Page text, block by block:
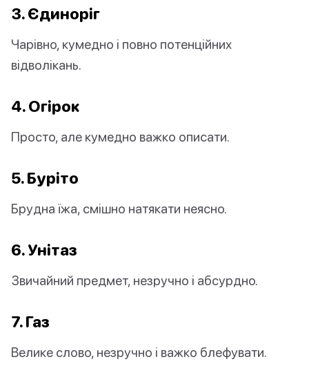
3. Єдиноріг
Чарівно, кумедно і повно потенційних
відволікань.
4. Огірок
Просто, але кумедно важко описати.
5. Буріто
Брудна їжа, смішно натякати неясно.
6. Унітаз
Звичайний предмет, незручно і абсурдно.
7. Газ
Велике слово, незручно і важко блефувати.